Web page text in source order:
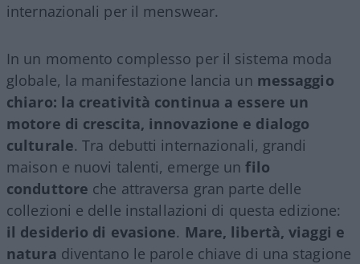
internazionali per il menswear.
In un momento complesso per il sistema moda
globale, la manifestazione lancia un messaggio
chiaro: la creatività continua a essere un
motore di crescita, innovazione e dialogo
culturale. Tra debutti internazionali, grandi
maison e nuovi talenti, emerge unfilo
conduttore che attraversa gran parte delle
collezioni e delle installazioni di questa edizione:
il desiderio di evasione. Mare, libertà, viaggi e
natura diventano le parole chiave di una stagione